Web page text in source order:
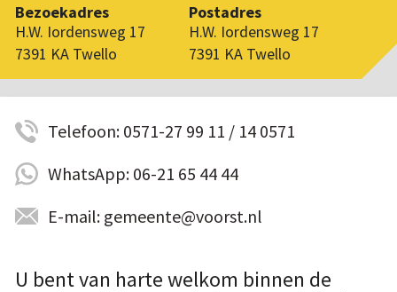
Bezoekadres
H.W. Iordensweg 17
7391 KA Twello
Postadres
H.W. Iordensweg 17
7391 KA Twello
Telefoon: 0571-27 99 11 / 14 0571
WhatsApp: 06-21 65 44 44
E-mail: gemeente@voorst.nl
U bent van harte welkom binnen de